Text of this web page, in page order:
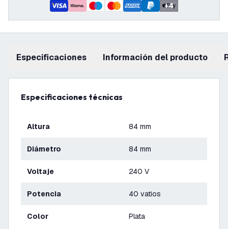
+4
Especificaciones información del producto
Especificaciones técnicas
Altura 84 mm
Diámetro 84 mm
Voltaje 240 V
Potencia 40 vatios
Color Plata